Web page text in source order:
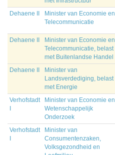
Dehaene II
Minister van Economie en
Telecommunicatie
Dehaene II
Minister van Economie en
Telecommunicatie, belast
met Buitenlandse Handel
Dehaene II
Minister van
Landsverdediging, belast
met Energie
Verhofstadt
Minister van Economie en
Wetenschappelijk
Onderzoek
Verhofstadt
Minister van
Consumentenzaken,
Volksgezondheid en